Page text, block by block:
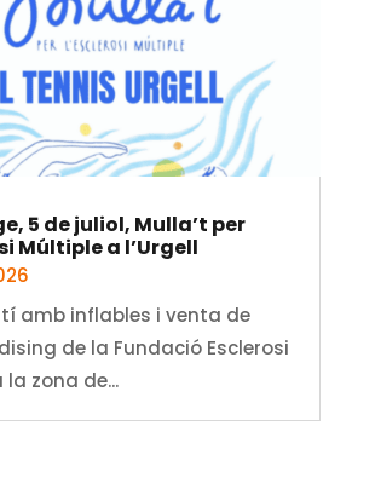
5 de juliol, Mulla’t per
Múltiple a l’Urgell
amb inflables i venta de
de la Fundació Esclerosi
la zona de...